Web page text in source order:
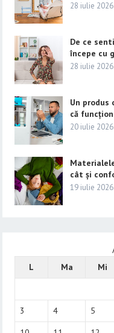
28 iulie 2026
De ce
începe cu
28 iulie 2026
Un produs
că
20 iulie 2026
cât și
19 iulie 2026
L
Ma Mi
3
4 5